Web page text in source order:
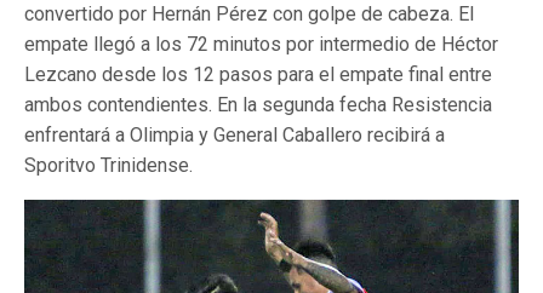
convertido por Hernán Pérez con golpe de cabeza. El
empate llegó a los 72 minutos por intermedio de Héctor
Lezcano desde los 12 pasos para el empate final entre
ambos contendientes. En la segunda fecha Resistencia
enfrentará a Olimpia y General Caballero recibirá a
Sporitvo Trinidense.